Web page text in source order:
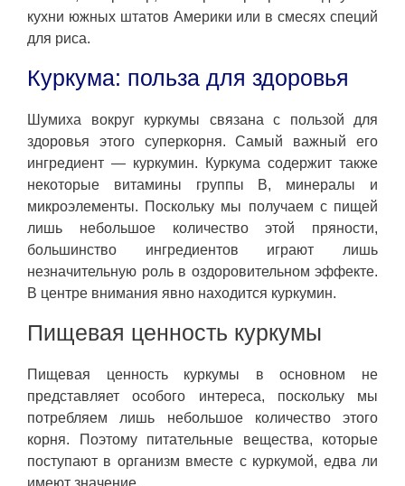
кухни южных штатов Америки или в смесях специй
для риса.
Куркума: польза для здоровья
Шумиха вокруг куркумы связана с пользой для
здоровья этого суперкорня. Самый важный его
ингредиент — куркумин. Куркума содержит также
некоторые витамины группы B, минералы и
микроэлементы. Поскольку мы получаем с пищей
лишь небольшое количество этой пряности,
большинство ингредиентов играют лишь
незначительную роль в оздоровительном эффекте.
В центре внимания явно находится куркумин.
Пищевая ценность куркумы
Пищевая ценность куркумы в основном не
представляет особого интереса, поскольку мы
потребляем лишь небольшое количество этого
корня. Поэтому питательные вещества, которые
поступают в организм вместе с куркумой, едва ли
имеют значение.